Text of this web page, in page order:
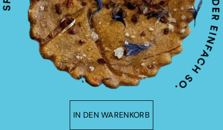
IN DEN WARENKORB